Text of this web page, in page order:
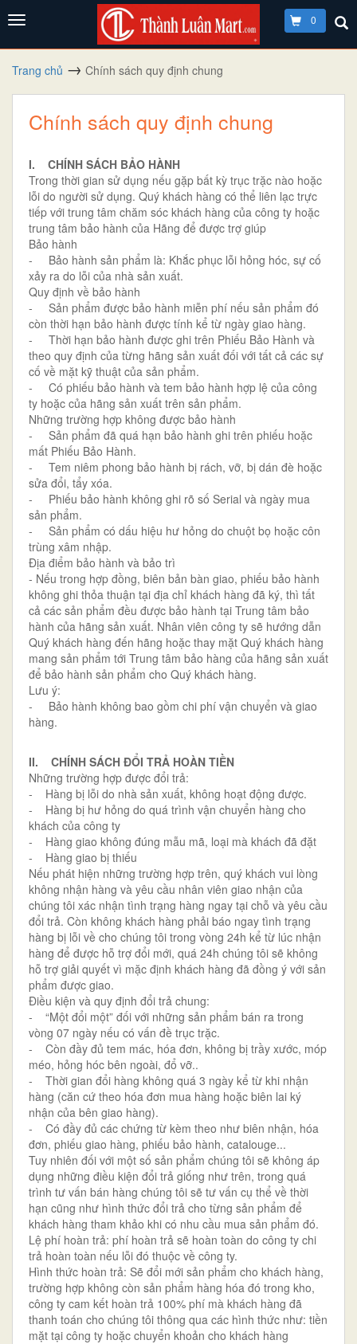
0
Trang chủ Chính sách quy định chung
Chính sách quy định chung
I. CHÍNH SÁCH BẢO HÀNH
Trong thời gian sử dụng nếu gặp bất kỳ trục trặc nào hoặc
lỗi do người sử dụng. Quý khách hàng có thể liên lạc trực
tiếp với trung tâm chăm sóc khách hàng của công ty hoặc
trung tâm bảo hành của Hãng để được trợ giúp
Bảo hành
- Bảo hành sản phẩm là: Khắc phục lỗi hỏng hóc, sự cố
xảy ra do lỗi của nhà sản xuất.
Quy định về bảo hành
- Sản phẩm được bảo hành miễn phí nếu sản phẩm đó
còn thời hạn bảo hành được tính kể từ ngày giao hàng.
- Thời hạn bảo hành được ghi trên Phiếu Bảo Hành và
theo quy định của từng hãng sản xuất đối với tất cả các sự
cố về mặt kỹ thuật của sản phẩm.
- Có phiếu bảo hành và tem bảo hành hợp lệ của công
ty hoặc của hãng sản xuất trên sản phẩm.
Những trường hợp không được bảo hành
- Sản phẩm đã quá hạn bảo hành ghi trên phiếu hoặc
mất Phiếu Bảo Hành.
- Tem niêm phong bảo hành bị rách, vỡ, bị dán đè hoặc
sửa đổi, tẩy xóa.
- Phiếu bảo hành không ghi rõ số Serial và ngày mua
sản phẩm.
- Sản phẩm có dấu hiệu hư hỏng do chuột bọ hoặc côn
trùng xâm nhập.
Địa điểm bảo hành và bảo trì
- Nếu trong hợp đồng, biên bản bàn giao, phiếu bảo hành
không ghi thỏa thuận tại địa chỉ khách hàng đã ký, thì tất
cả các sản phẩm đều được bảo hành tại Trung tâm bảo
hành của hãng sản xuất. Nhân viên công ty sẽ hướng dẫn
Quý khách hàng đến hãng hoặc thay mặt Quý khách hàng
mang sản phẩm tới Trung tâm bảo hàng của hãng sản xuất
để bảo hành sản phẩm cho Quý khách hàng.
Lưu ý:
- Bảo hành không bao gồm chi phí vận chuyển và giao
hàng.
II. CHÍNH SÁCH ĐỔI TRẢ HOÀN TIỀN
Những trường hợp được đổi trả:
- Hàng bị lỗi do nhà sản xuất, không hoạt động được.
- Hàng bị hư hỏng do quá trình vận chuyển hàng cho
khách của công ty
- Hàng giao không đúng mẫu mã, loại mà khách đã đặt
- Hàng giao bị thiếu
Nếu phát hiện những trường hợp trên, quý khách vui lòng
không nhận hàng và yêu cầu nhân viên giao nhận của
chúng tôi xác nhận tình trạng hàng ngay tại chỗ và yêu cầu
đổi trả. Còn không khách hàng phải báo ngay tình trạng
hàng bị lỗi về cho chúng tôi trong vòng 24h kể từ lúc nhận
hàng để được hỗ trợ đổi mới, quá 24h chúng tôi sẽ không
hỗ trợ giải quyết vì mặc định khách hàng đã đồng ý với sản
phẩm được giao.
Điều kiện và quy định đổi trả chung:
- “Một đổi một” đối với những sản phẩm bán ra trong
vòng 07 ngày nếu có vấn đề trục trặc.
- Còn đầy đủ tem mác, hóa đơn, không bị trầy xước, móp
méo, hỏng hóc bên ngoài, đổ vỡ..
- Thời gian đổi hàng không quá 3 ngày kể từ khi nhận
hàng (căn cứ theo hóa đơn mua hàng hoặc biên lai ký
nhận của bên giao hàng).
- Có đầy đủ các chứng từ kèm theo như biên nhận, hóa
đơn, phiếu giao hàng, phiếu bảo hành, catalouge...
Tuy nhiên đối với một số sản phẩm chúng tôi sẽ không áp
dụng những điều kiện đổi trả giống như trên, trong quá
trình tư vấn bán hàng chúng tôi sẽ tư vấn cụ thể về thời
hạn cũng như hình thức đổi trả cho từng sản phẩm để
khách hàng tham khảo khi có nhu cầu mua sản phẩm đó.
Lệ phí hoàn trả: phí hoàn trả sẽ hoàn toàn do công ty chi
trả hoàn toàn nếu lỗi đó thuộc về công ty.
Hình thức hoàn trả: Sẽ đổi mới sản phẩm cho khách hàng,
trường hợp không còn sản phẩm hàng hóa đó trong kho,
công ty cam kết hoàn trả 100% phí mà khách hàng đã
thanh toán cho chúng tôi thông qua các hình thức như: tiền
mặt tại công ty hoặc chuyển khoản cho khách hàng